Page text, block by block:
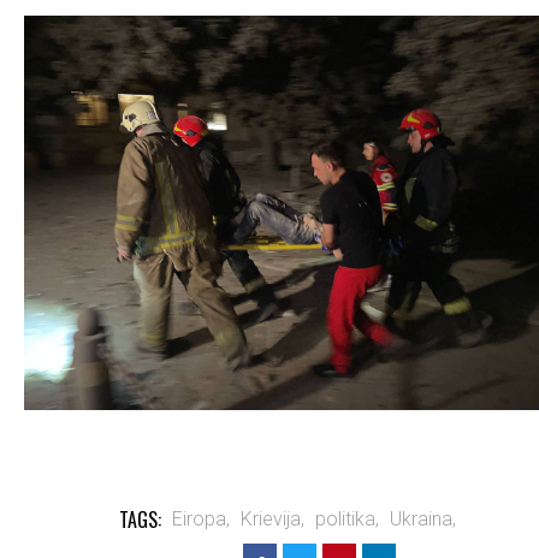
TAGS: Eiropa, Krievija, politika, Ukraina,